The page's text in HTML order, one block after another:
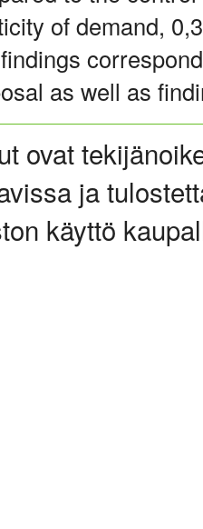
of demand,
as well as
ovat
ja
käyttö